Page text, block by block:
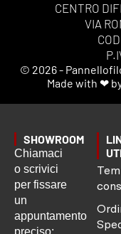
CENTRO
VIA
© 2026 -
Made with ❤
SHOWROOM
Chiamaci
o scrivici
per fissare
un
appuntamento